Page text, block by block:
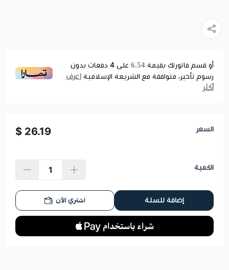
أو قسم فاتورتك بقيمة 6.54 على 4 دفعات بدون
رسوم تأخير، متوافقة مع الشريعة الإسلامية اعرف
أكثر
السعر 26.19 $
الكمية
إضافة للسلة اشتري الآن